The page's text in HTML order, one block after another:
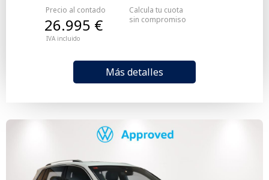
Precio al contado
IVA incluido
26.995 €
Más detalles
Calcula tu cuota
sin compromiso